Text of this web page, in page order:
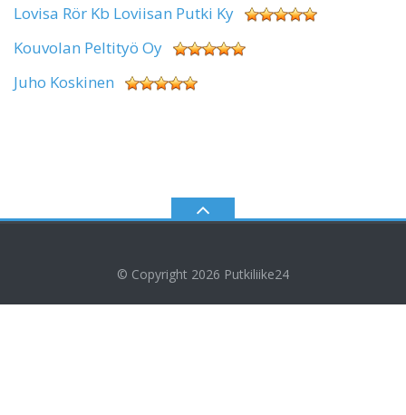
Lovisa Rör Kb Loviisan Putki Ky
Kouvolan Peltityö Oy
Juho Koskinen
© Copyright 2026 Putkiliike24